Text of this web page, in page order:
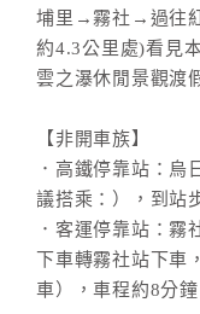
埔里→霧社→過往
約4.3公里處)看見
雲之瀑休閒景觀渡
【非開車族】
．高鐵停靠站：烏
議搭乘：），到站
．客運停靠站：霧
下車轉霧社站下車
車），車程約8分鐘